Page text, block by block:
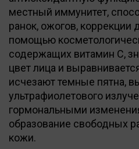
местный иммунитет,
ранок, ожогов, коррекции
помощью
содержащих витамин С,
цвет лица и
исчезают темные пятна,
ультрафиолетового
гормональными
образование свободных
кожи.